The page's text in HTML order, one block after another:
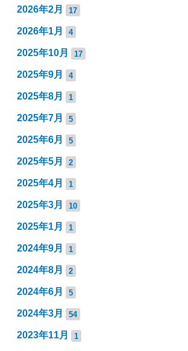
2026年2月 17
2026年1月 4
2025年10月 17
2025年9月 4
2025年8月 1
2025年7月 5
2025年6月 5
2025年5月 2
2025年4月 1
2025年3月 10
2025年1月 1
2024年9月 1
2024年8月 2
2024年6月 5
2024年3月 54
2023年11月 1